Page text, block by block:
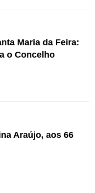
Maria da Feira:
o Concelho
Araújo, aos 66